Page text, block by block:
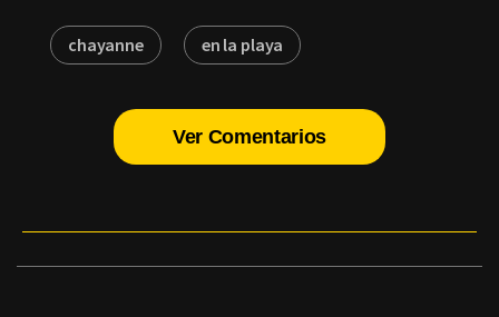
chayanne en la playa
Ver Comentarios